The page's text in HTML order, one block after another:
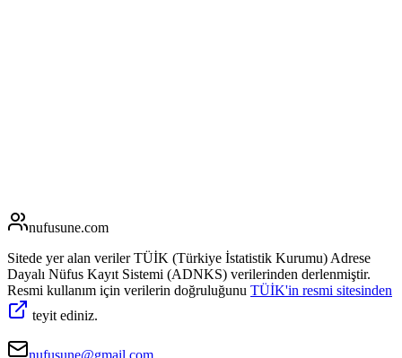
nufusune.com
Sitede yer alan veriler TÜİK (Türkiye İstatistik Kurumu) Adrese
Dayalı Nüfus Kayıt Sistemi (ADNKS) verilerinden derlenmiştir.
Resmi kullanım için verilerin doğruluğunu TÜİK'in resmi sitesinden
teyit ediniz.
nufusune@gmail.com